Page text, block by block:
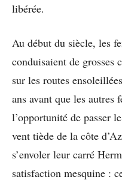
libérée.
Au début du siècle, les
conduisaient de grosses
sur les routes
ans avant que les autres
l’opportunité de passer
vent tiède de la côte
s’envoler leur carré
satisfaction mesquine :